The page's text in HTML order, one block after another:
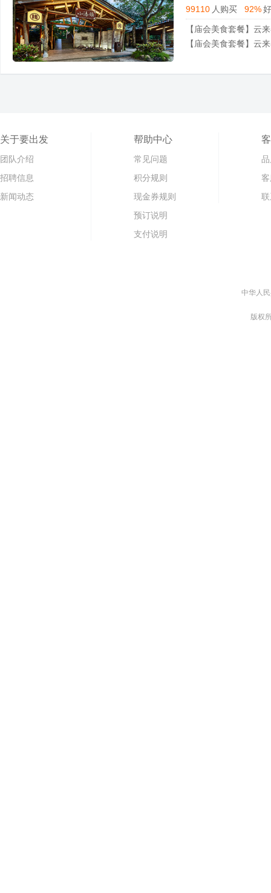
99110 人购买 92%
关于要出发
团队介绍
招聘信息
新闻动态
帮助中心
常见问题
积分规则
现金券规则
预订说明
支付说明
中华人
版权